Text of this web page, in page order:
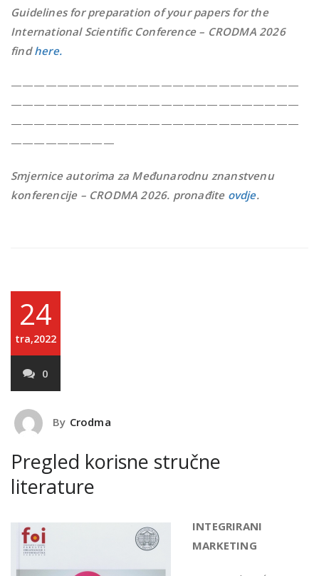
Guidelines for preparation of your papers for the
International Scientific Conference – CRODMA 2026
findhere.
—————————————————————————
—————————————————————————
—————————————————————————
—————————
Smjernice autorima za Međunarodnu znanstvenu
konferencije – CRODMA 2026. pronađite ovdje.
24
tra,2022
0
By Crodma
Pregled korisne stručne
literature
INTEGRIRANI
MARKETING